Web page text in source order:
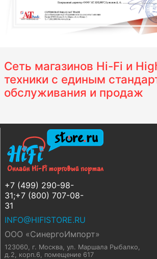
Сеть магазинов Hi-Fi и
техники с единым
обслуживания и продаж
+7 (499) 290-98-
31;+7 (800) 707-08-
31
INFO@HIFISTORE.RU
ООО «СинергоИмпорт»
123060, г. Москва ул. Маршала Рыбалко,
д.2, корп.6, помещение 617